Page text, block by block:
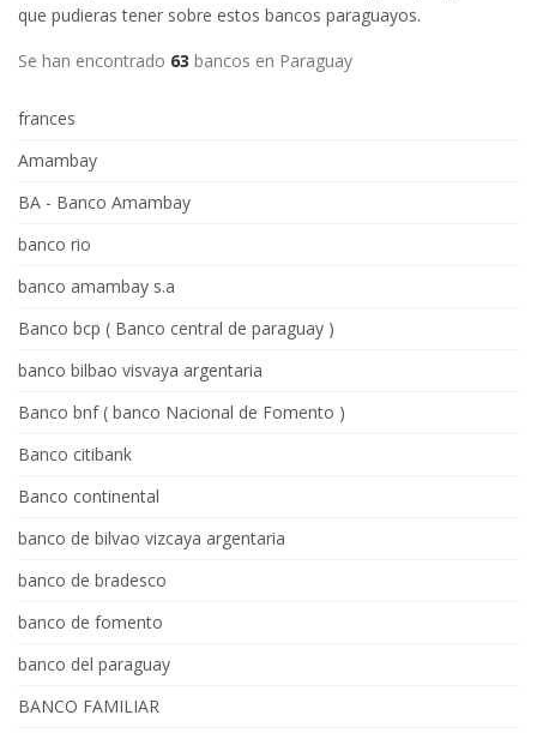
que pudieras tener sobre estos bancos paraguayos.
Se han encontrado 63 bancos en Paraguay
frances
Amambay
BA - Banco Amambay
banco rio
banco amambay s.a
Banco bcp ( Banco central de paraguay )
banco bilbao visvaya argentaria
Banco bnf ( banco Nacional de Fomento )
Banco citibank
Banco continental
banco de bilvao vizcaya argentaria
banco de bradesco
banco de fomento
banco del paraguay
BANCO FAMILIAR